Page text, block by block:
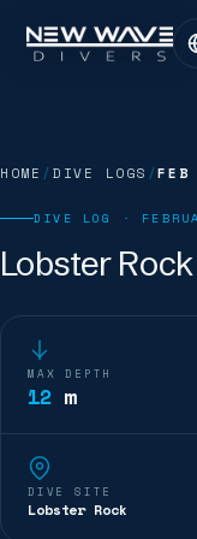
HOME / DIVE LOGS /
DIVE LOG ·
Lobster Rock
MAX DEPTH
12m
DIVE SITE
Lobster Rock